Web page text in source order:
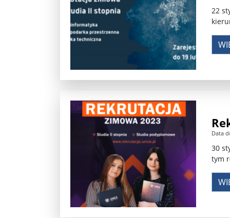
Władimir Putin po ultimatum Donalda Trumpa:
Przemysław Czarnek ujawnia, z jakimi partiami
Są wyniki rekrytacji na SGGW. Uczelnia będzie
Były prezydent Korei Płd. nie dał się
Pierwszy kraj UE zakazuje eksportu broni do
Okrągły stół na Białorusi? Przeciwnicy
Grażyna Torbicka: Kocham kino, ale kocham też
Estera Flieger: Nie znoszę dyskusji o sensie
Michał Szułdrzyński: Z popiołów aż do chmur.
22
Data
30
tym